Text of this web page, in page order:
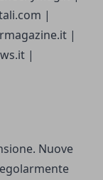
|
|
|
Nuove